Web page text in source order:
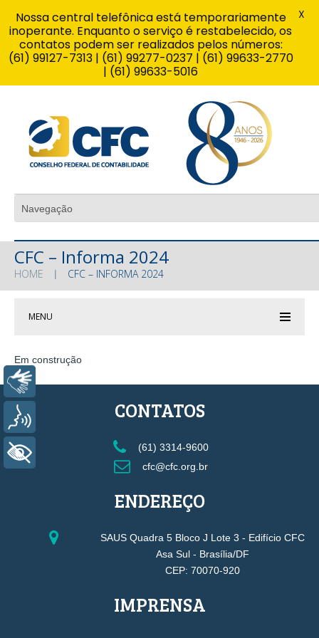
CFC – Informa 2024
HOME CFC – INFORMA 2024
MENU
Em construção
CONTATOS
(61) 3314-9600
cfc@cfc.org.br
ENDEREÇO
SAUS Quadra 5 Bloco J Lote 3 - Edifício CFC
Asa Sul - Brasília/DF
CEP: 70070-920
IMPRENSA
Nossa central telefônica está temporariamente
inoperante. Enquanto o serviço é restabelecido, os
contatos podem ser realizados pelos números:
(61) 99127-7313 | (61) 99277-0237 | (61) 99633-2770
| (61) 99633-5016
X
+ Acessibilidade